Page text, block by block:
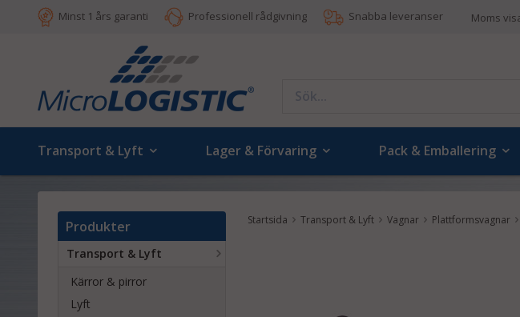
Minst 1 års garanti Professionell rådgivning Snabba leveranser Moms
Transport & Lyft Lager & Förvaring Pack & Emballering
Produkter
Transport & Lyft
Kärror & pirror
Lyft
Startsida Transport & Lyft Vagnar Plattformsvagnar